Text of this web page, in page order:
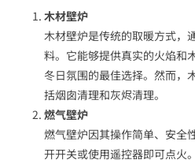
木材壁炉
木材壁炉是传统的取暖方式，
料。它能够提供真实的火焰和
冬日氛围的最佳选择。然而，
括烟囱清理和灰烬清理。
燃气壁炉
燃气壁炉因其操作简单、安全
开开关或使用遥控器即可点火